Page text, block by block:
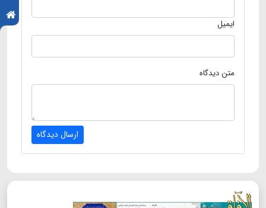
ایمیل
متن دیدگاه
ارسال دیدگاه